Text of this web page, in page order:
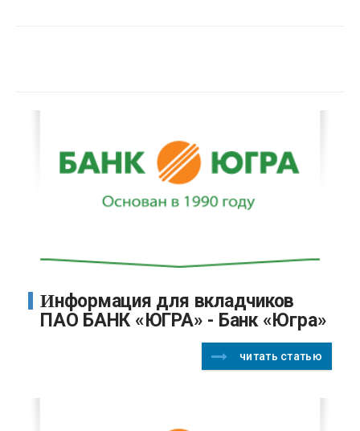
Информация для вкладчиков
ПАО БАНК «ЮГРА» - Банк «Югра»
читать статью